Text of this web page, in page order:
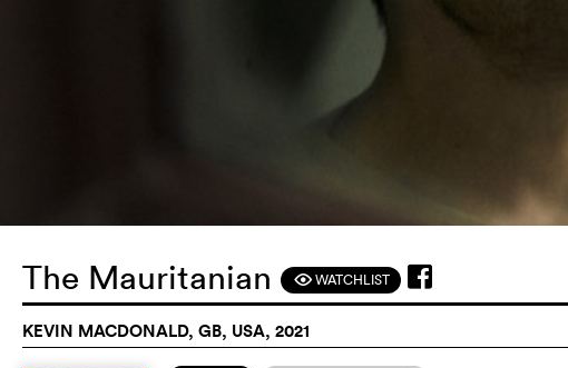
The Mauritanian FWATCHLIST
KEVIN MACDONALD, GB, USA, 2021